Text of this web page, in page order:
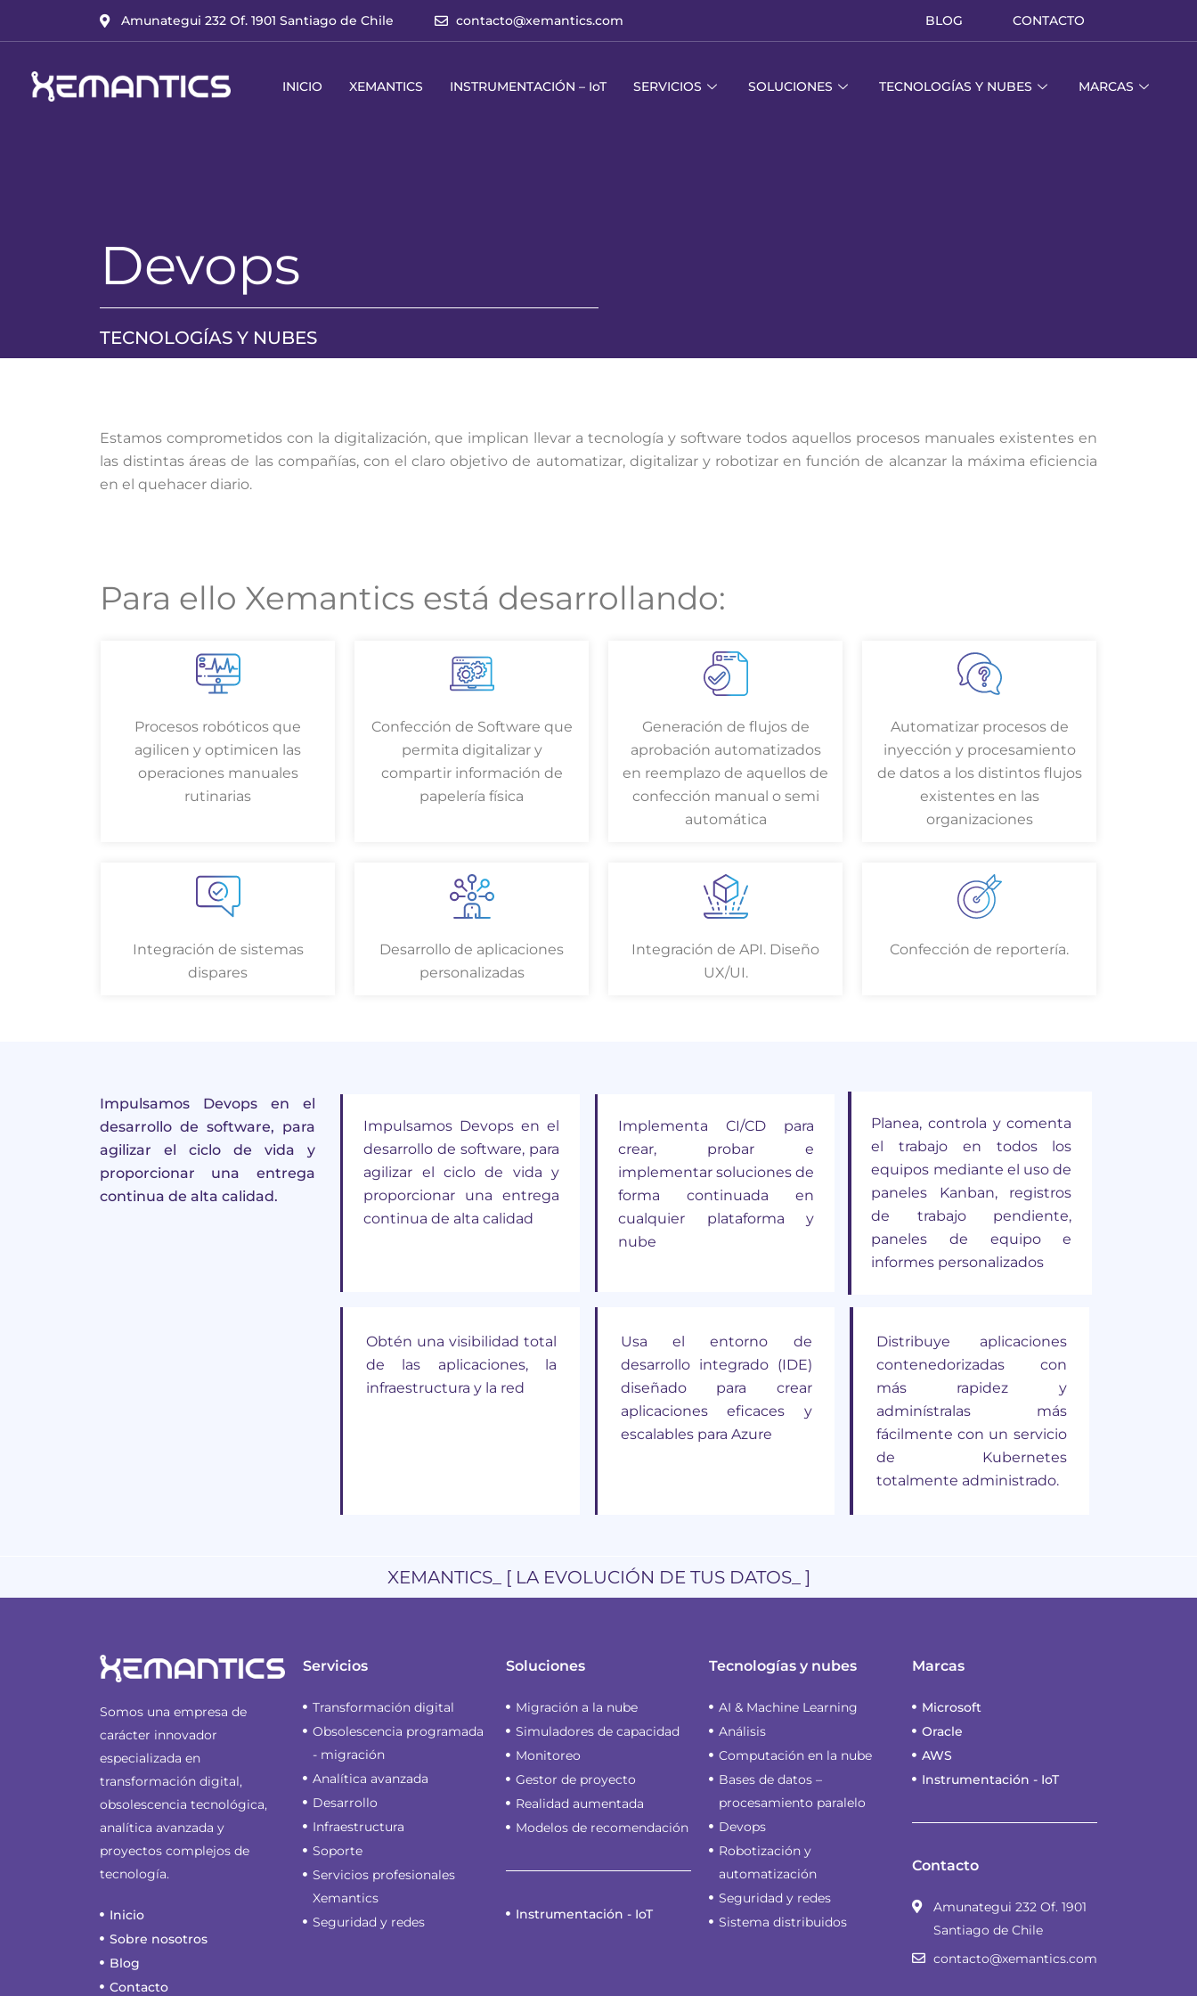
Amunategui 232 Of. 1901 Santiago de Chile contacto@xemantics.com BLOG CONTACTO
INICIO XEMANTICS INSTRUMENTACIÓN – IoT SERVICIOS SOLUCIONES TECNOLOGÍAS Y NUBES MARCAS
Devops
TECNOLOGÍAS Y NUBES
Estamos comprometidos con la digitalización, que implican llevar a tecnología y software todos aquellos procesos manuales existentes en
las distintas áreas de las compañías, con el claro objetivo de automatizar, digitalizar y robotizar en función de alcanzar la máxima eficiencia
en el quehacer diario.
Para ello Xemantics está desarrollando:
Procesos robóticos que
agilicen y optimicen las
operaciones manuales
rutinarias
Confección de Software que
permita digitalizar y
compartir información de
papelería física
Generación de flujos de
aprobación automatizados
en reemplazo de aquellos de
confección manual o semi
automática
Automatizar procesos de
inyección y procesamiento
de datos a los distintos flujos
existentes en las
organizaciones
Integración de sistemas
dispares
Desarrollo de aplicaciones
personalizadas
Integración de API. Diseño
UX/UI.
Confección de reportería.
Impulsamos Devops en el
desarrollo de software, para
agilizar el ciclo de vida y
proporcionar una entrega
continua de alta calidad.
Impulsamos Devops en el
desarrollo de software, para
agilizar el ciclo de vida y
proporcionar una entrega
continua de alta calidad
Implementa CI/CD para
crear, probar e
implementar soluciones de
forma continuada en
cualquier plataforma y
nube
Planea, controla y comenta
el trabajo en todos los
equipos mediante el uso de
paneles Kanban, registros
de trabajo pendiente,
paneles de equipo e
informes personalizados
Obtén una visibilidad total
de las aplicaciones, la
infraestructura y la red
Usa el entorno de
desarrollo integrado (IDE)
diseñado para crear
aplicaciones eficaces y
escalables para Azure
Distribuye aplicaciones
contenedorizadas con
más rapidez y
adminístralas más
fácilmente con un servicio
de Kubernetes
totalmente administrado.
XEMANTICS_ [ LA EVOLUCIÓN DE TUS DATOS_ ]
Somos una empresa de
carácter innovador
especializada en
transformación digital,
obsolescencia tecnológica,
analítica avanzada y
proyectos complejos de
tecnología.
Inicio
Sobre nosotros
Blog
Contacto
Servicios
Transformación digital
Obsolescencia programada
- migración
Analítica avanzada
Desarrollo
Infraestructura
Soporte
Servicios profesionales
Xemantics
Seguridad y redes
Soluciones
Migración a la nube
Simuladores de capacidad
Monitoreo
Gestor de proyecto
Realidad aumentada
Modelos de recomendación
Instrumentación - IoT
Tecnologías y nubes
AI & Machine Learning
Análisis
Computación en la nube
Bases de datos –
procesamiento paralelo
Devops
Robotización y
automatización
Seguridad y redes
Sistema distribuidos
Marcas
Microsoft
Oracle
AWS
Instrumentación - IoT
Contacto
Amunategui 232 Of. 1901
Santiago de Chile
contacto@xemantics.com